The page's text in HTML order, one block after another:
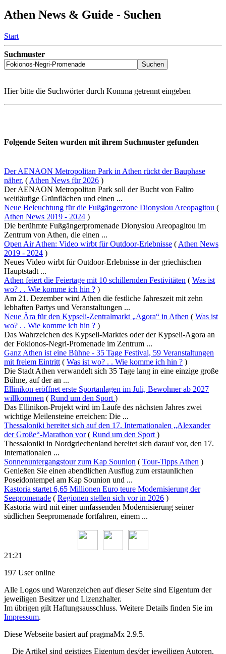
Athen News & Guide - Suchen
Start
Suchmuster
Hier bitte die Suchwörter durch Komma getrennt eingeben
Folgende Seiten wurden mit ihrem Suchmuster gefunden
Der AENAON Metropolitan Park in Athen rückt der Bauphase
näher. ( Athen News für 2026 )
Der AENAON Metropolitan Park soll der Bucht von Faliro
weitläufige Grünflächen und einen ...
Neue Beleuchtung für die Fußgängerzone Dionysiou Areopagitou (
Athen News 2019 - 2024 )
Die berühmte Fußgängerpromenade Dionysiou Areopagitou im
Zentrum von Athen, die einen ...
Open Air Athen: Video wirbt für Outdoor-Erlebnisse ( Athen News
2019 - 2024 )
Neues Video wirbt für Outdoor-Erlebnisse in der griechischen
Hauptstadt ...
Athen feiert die Feiertage mit 10 schillernden Festivitäten ( Was ist
wo? . . Wie komme ich hin ? )
Am 21. Dezember wird Athen die festliche Jahreszeit mit zehn
lebhaften Partys und Veranstaltungen ...
Neue Ära für den Kypseli-Zentralmarkt „Agora“ in Athen ( Was ist
wo? . . Wie komme ich hin ? )
Das Wahrzeichen des Kypseli-Marktes oder der Kypseli-Agora an
der Fokionos-Negri-Promenade im Zentrum ...
Ganz Athen ist eine Bühne - 35 Tage Festival, 59 Veranstaltungen
mit freiem Eintritt ( Was ist wo? . . Wie komme ich hin ? )
Die Stadt Athen verwandelt sich 35 Tage lang in eine einzige große
Bühne, auf der an ...
Ellinikon eröffnet erste Sportanlagen im Juli, Bewohner ab 2027
willkommen ( Rund um den Sport )
Das Ellinikon-Projekt wird im Laufe des nächsten Jahres zwei
wichtige Meilensteine ​​erreichen: Die ...
Thessaloniki bereitet sich auf den 17. Internationalen „Alexander
der Große“-Marathon vor( Rund um den Sport )
Thessaloniki in Nordgriechenland bereitet sich darauf vor, den 17.
Internationalen ...
Sonnenuntergangstour zum Kap Sounion ( Tour-Tipps Athen )
Genießen Sie einen abendlichen Ausflug zum erstaunlichen
Poseidontempel am Kap Sounion und ...
Kastoria startet 6,65 Millionen Euro teure Modernisierung der
Seepromenade ( Regionen stellen sich vor in 2026 )
Kastoria wird mit einer umfassenden Modernisierung seiner
südlichen Seepromenade fortfahren, einem ...
21:21
197 User online
Alle Logos und Warenzeichen auf dieser Seite sind Eigentum der
jeweiligen Besitzer und Lizenzhalter.
Im übrigen gilt Haftungsausschluss. Weitere Details finden Sie im
Impressum.
Diese Webseite basiert auf pragmaMx 2.9.5.
Die Artikel sind geistiges Eigentum des/der jeweiligen Autoren,